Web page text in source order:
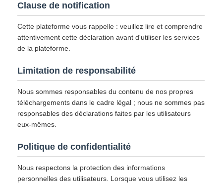
Clause de notification
Cette plateforme vous rappelle : veuillez lire et comprendre
attentivement cette déclaration avant d'utiliser les services
de la plateforme.
Limitation de responsabilité
Nous sommes responsables du contenu de nos propres
téléchargements dans le cadre légal ; nous ne sommes pas
responsables des déclarations faites par les utilisateurs
eux-mêmes.
Politique de confidentialité
Nous respectons la protection des informations
personnelles des utilisateurs. Lorsque vous utilisez les